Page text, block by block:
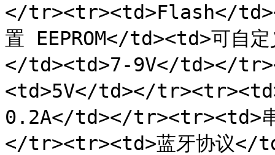
</tr><tr><td>Flash</
置 EEPROM</td><td>可
</td><td>7-9V</td></
<td>5V</td></
0.2A</td></tr><tr><td>
</tr><tr><td>蓝牙协议</